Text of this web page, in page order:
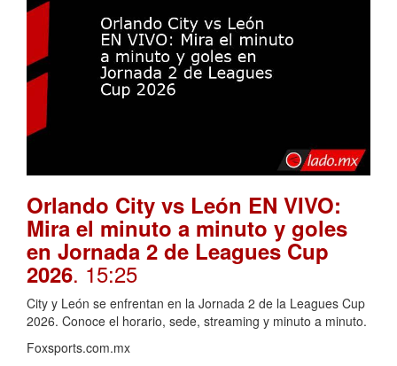
Orlando City vs León EN VIVO:
Mira el minuto a minuto y goles
en Jornada 2 de Leagues Cup
2026. 15:25
City y León se enfrentan en la Jornada 2 de la Leagues Cup
2026. Conoce el horario, sede, streaming y minuto a minuto.
Foxsports.com.mx